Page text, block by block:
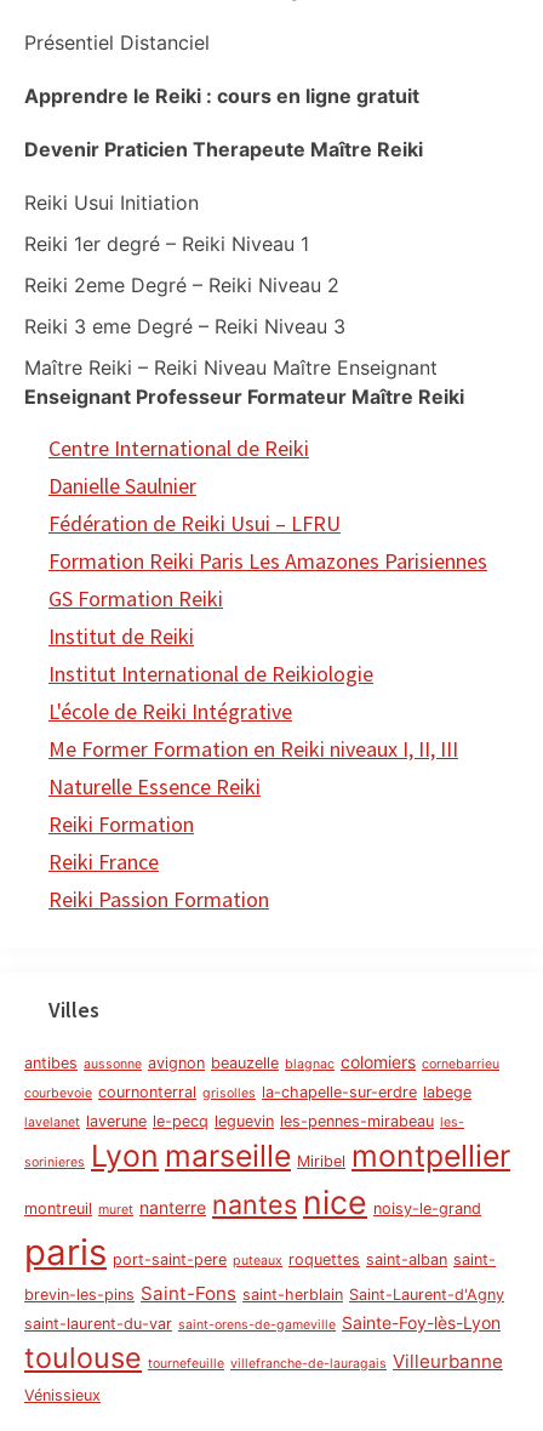
Présentiel Distanciel
Apprendre le Reiki : cours en ligne gratuit
Devenir Praticien Therapeute Maître Reiki
Reiki Usui Initiation
Reiki 1er degré – Reiki Niveau 1
Reiki 2eme Degré – Reiki Niveau 2
Reiki 3 eme Degré – Reiki Niveau 3
Maître Reiki – Reiki Niveau Maître Enseignant
Enseignant Professeur Formateur Maître Reiki
Centre International de Reiki
Danielle Saulnier
Fédération de Reiki Usui – LFRU
Formation Reiki Paris Les Amazones Parisiennes
GS Formation Reiki
Institut de Reiki
Institut International de Reikiologie
L'école de Reiki Intégrative
Me Former Formation en Reiki niveaux I, II, III
Naturelle Essence Reiki
Reiki Formation
Reiki France
Reiki Passion Formation
Villes
antibes aussonne avignon beauzelle blagnac colomiers cornebarrieu
courbevoie cournonterral grisolles la-chapelle-sur-erdre labege
lavelanet laverune le-pecq leguevin les-pennes-mirabeau les-
sorinieres Lyon marseille Miribel montpellier
montreuil muret nanterre nantes nice noisy-le-grand
paris port-saint-pere puteaux roquettes saint-alban saint-
brevin-les-pins Saint-Fons saint-herblain Saint-Laurent-d'Agny
saint-laurent-du-var saint-orens-de-gameville Sainte-Foy-lès-Lyon
toulouse tournefeuille villefranche-de-lauragais Villeurbanne
Vénissieux